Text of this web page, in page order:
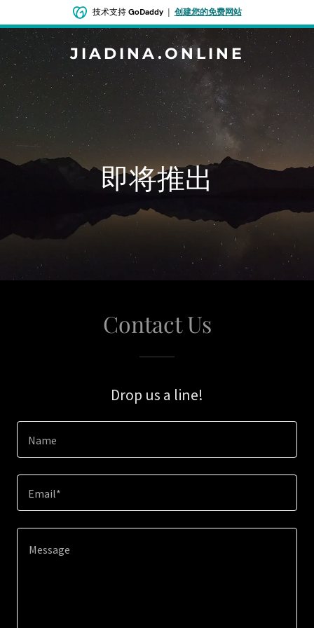
技术支持 GoDaddy| 创建您的免费网站
JIADINA.ONLINE
即将推出
Contact Us
Drop us a line!
Name
Email*